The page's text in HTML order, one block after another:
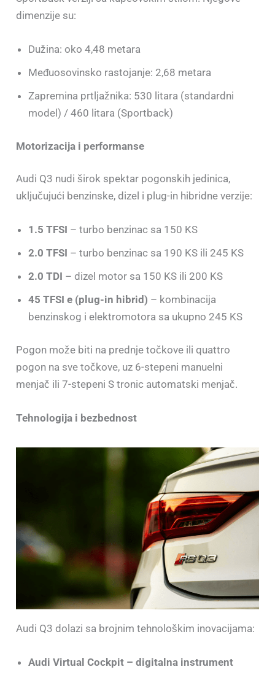
dimenzije su:
Dužina: oko 4,48 metara
Međuosovinsko rastojanje: 2,68 metara
Zapremina prtljažnika: 530 litara (standardni
model) / 460 litara (Sportback)
Motorizacija i performanse
Audi Q3 nudi širok spektar pogonskih jedinica,
uključujući benzinske, dizel i plug-in hibridne verzije:
1.5 TFSI – turbo benzinac sa 150 KS
2.0 TFSI – turbo benzinac sa 190 KS ili 245 KS
2.0 TDI – dizel motor sa 150 KS ili 200 KS
45 TFSI e (plug-in hibrid) – kombinacija
benzinskog i elektromotora sa ukupno 245 KS
Pogon može biti na prednje točkove ili quattro
pogon na sve točkove, uz 6-stepeni manuelni
menjač ili 7-stepeni S tronic automatski menjač.
Tehnologija i bezbednost
Audi Q3 dolazi sa brojnim tehnološkim inovacijama:
Audi Virtual Cockpit – digitalna instrument